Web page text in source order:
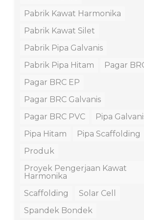
Pabrik Kawat Harmonika
Pabrik Kawat Silet
Pabrik Pipa Galvanis
Pabrik Pipa Hitam
Pagar
Pagar BRC EP
Pagar BRC Galvanis
Pagar BRC PVC
Pipa
Pipa Hitam
Pipa Scaffolding
Produk
Proyek Pengerjaan Kawat
Harmonika
Scaffolding
Solar Cell
Spandek Bondek